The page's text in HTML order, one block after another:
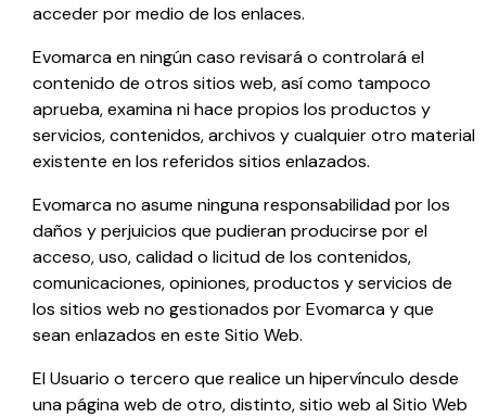
acceder por medio de los enlaces.
Evomarcaen ningún caso revisará o controlará el
contenido de otros sitios web, así como tampoco
aprueba, examina ni hace propios los productos y
servicios, contenidos, archivos y cualquier otro material
existente en los referidos sitios enlazados.
Evomarcano asume ninguna responsabilidad por los
daños y perjuicios que pudieran producirse por el
acceso, uso, calidad o licitud de los contenidos,
comunicaciones, opiniones, productos y servicios de
los sitios web no gestionados porEvomarcay que
sean enlazados en este Sitio Web.
El Usuario o tercero que realice un hipervínculo desde
una página web de otro, distinto, sitio web al Sitio Web